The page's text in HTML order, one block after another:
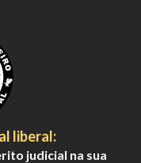
liberal:
judicial na sua